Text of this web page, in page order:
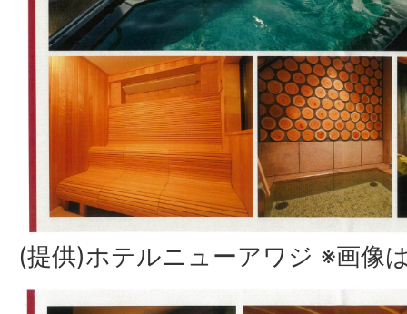
(提供)ホテルニューアワジ ※画像